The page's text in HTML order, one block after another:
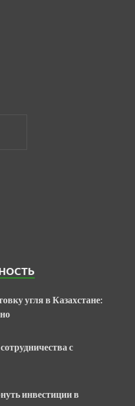
угля в Казахстане:
с
инвестиции в